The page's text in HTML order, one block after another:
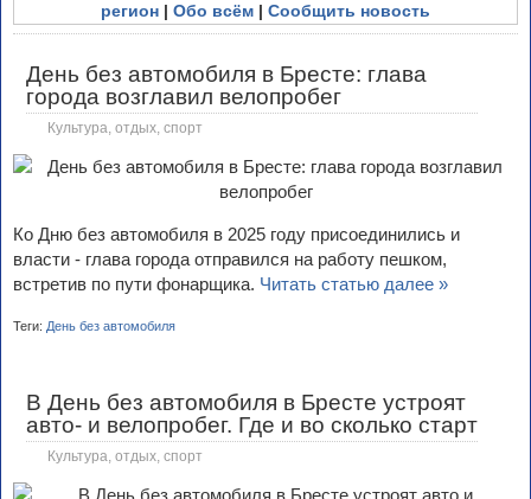
регион | Обо всём | Сообщить новость
День без автомобиля в Бресте: глава
города возглавил велопробег
Культура, отдых, спорт
Ко Дню без автомобиля в 2025 году присоединились и
власти - глава города отправился на работу пешком,
встретив по пути фонарщика. Читать статью далее »
Теги: День без автомобиля
В День без автомобиля в Бресте устроят
авто- и велопробег. Где и во сколько старт
Культура, отдых, спорт